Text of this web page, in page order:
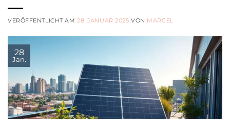
VERÖFFENTLICHT AM28. JANUAR 2025 VON MARCEL
28
Jan.